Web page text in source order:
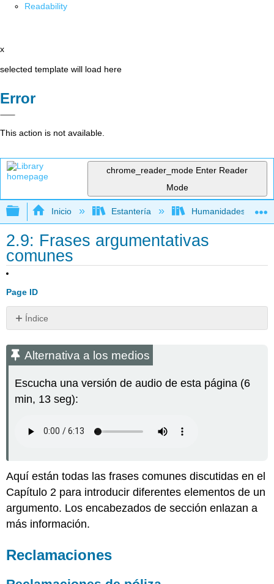
Readability
x
selected template will load here
Error
This action is not available.
chrome_reader_mode Enter Reader
Mode
Expandir/contraer jerarquía global
Inicio Estantería Humanidades
2.9: Frases argumentativas
comunes
Page ID
Índice
a
los
Reclamaciones
Reclamaciones
póliza
Reclamaciones
de
valor
Reclamaciones
valor
Alternativa a los medios
Escucha una versión de audio de esta página (6
min, 13 seg):
Aquí están todas las frases comunes discutidas en el
Capítulo 2 para introducir diferentes elementos de un
argumento. Los encabezados de sección enlazan a
más información.
Reclamaciones